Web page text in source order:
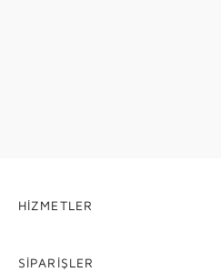
HIZMETLER
SIPARIŞLER